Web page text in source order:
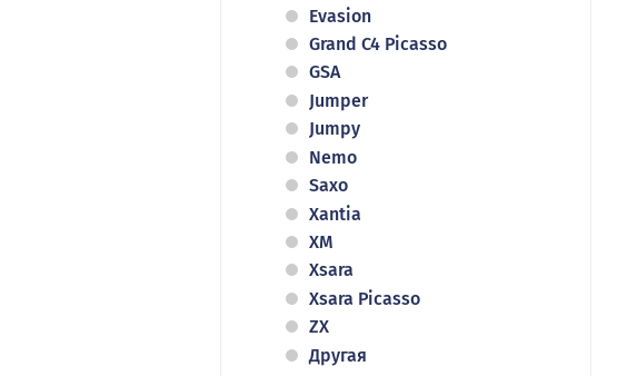
Evasion
Grand C4 Picasso
GSA
Jumper
Jumpy
Nemo
Saxo
Xantia
XM
Xsara
Xsara Picasso
ZX
Другая